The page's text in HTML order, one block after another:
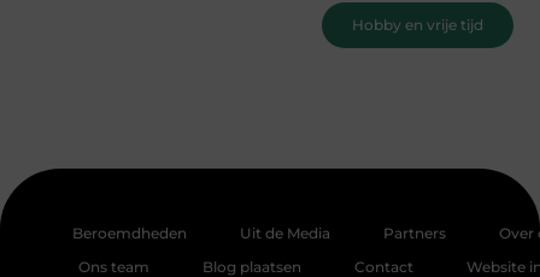
Hobby en vrije tijd
Beroemdheden Uit de Media Partners
Over
Ons team
Blog plaatsen Contact
Website